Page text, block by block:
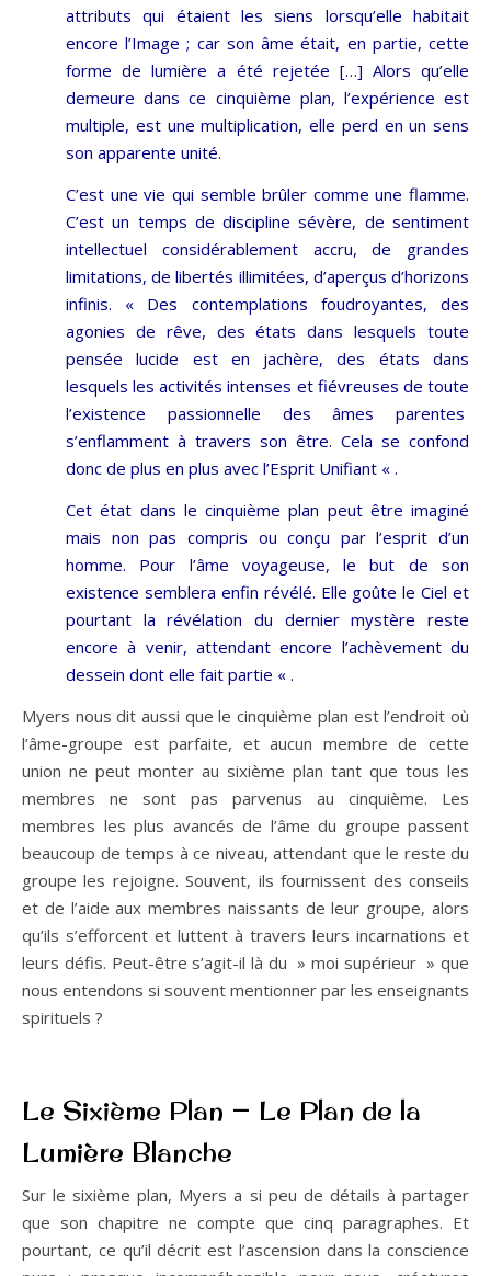
attributs qui étaient les siens lorsqu’elle habitait
encore l’Image ; car son âme était, en partie, cette
forme de lumière a été rejetée […] Alors qu’elle
demeure dans ce cinquième plan, l’expérience est
multiple, est une multiplication, elle perd en un sens
son apparente unité.
C’est une vie qui semble brûler comme une flamme.
C’est un temps de discipline sévère, de sentiment
intellectuel considérablement accru, de grandes
limitations, de libertés illimitées, d’aperçus d’horizons
infinis. « Des contemplations foudroyantes, des
agonies de rêve, des états dans lesquels toute
pensée lucide est en jachère, des états dans
lesquels les activités intenses et fiévreuses de toute
l’existence passionnelle des âmes parentes
s’enflamment à travers son être. Cela se confond
donc de plus en plus avec l’Esprit Unifiant « .
Cet état dans le cinquième plan peut être imaginé
mais non pas compris ou conçu par l’esprit d’un
homme. Pour l’âme voyageuse, le but de son
existence semblera enfin révélé. Elle goûte le Ciel et
pourtant la révélation du dernier mystère reste
encore à venir, attendant encore l’achèvement du
dessein dont elle fait partie « .
Myers nous dit aussi que le cinquième plan est l’endroit où
l’âme-groupe est parfaite, et aucun membre de cette
union ne peut monter au sixième plan tant que tous les
membres ne sont pas parvenus au cinquième. Les
membres les plus avancés de l’âme du groupe passent
beaucoup de temps à ce niveau, attendant que le reste du
groupe les rejoigne. Souvent, ils fournissent des conseils
et de l’aide aux membres naissants de leur groupe, alors
qu’ils s’efforcent et luttent à travers leurs incarnations et
leurs défis. Peut-être s’agit-il là du » moi supérieur » que
nous entendons si souvent mentionner par les enseignants
spirituels ?
Le Sixième Plan — Le Plan de la
Lumière Blanche
Sur le sixième plan, Myers a si peu de détails à partager
que son chapitre ne compte que cinq paragraphes. Et
pourtant, ce qu’il décrit est l’ascension dans la conscience